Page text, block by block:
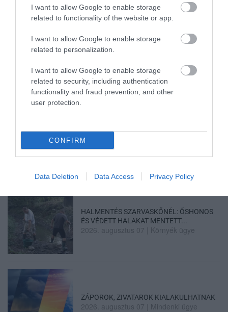
I want to allow Google to enable storage
related to functionality of the website or app.
I want to allow Google to enable storage
related to personalization.
I want to allow Google to enable storage
related to security, including authentication
functionality and fraud prevention, and other
user protection.
CONFIRM
Data Deletion Data Access Privacy Policy
TÍZ ÉVE NEM VOLT ILYEN ALACSONY AZ
2026. augusztus 07|Mindenki ügye
MINDHÁROM ÜTEMBEN DOLGOZNAK A 25-
ÖS FŐÚTON EGERBEN
2026. augusztus 07
HALMENTÉS SZARVASKŐNÉL: ŐSHONOS
ÉS VÉDETT HALAKAT MENTETT...
2026. augusztus 07 Környék ügye
ZÁPOROK, ZIVATAROK KIALAKULHATNAK
2026. augusztus 07 Mindenki ügye